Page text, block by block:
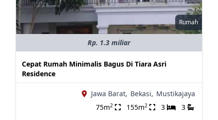
Rumah
Rp. 1.3 miliar
Cepat Rumah Minimalis Bagus Di Tiara Asri
Residence
Jawa Barat, Bekasi, Mustikajaya
75m2 155m2 3 3